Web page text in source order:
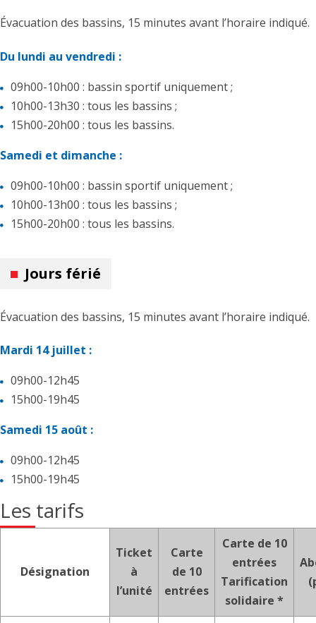
Évacuation des bassins, 15 minutes avant l’horaire indiqué.
Du lundi au vendredi :
09h00-10h00 : bassin sportif uniquement ;
10h00-13h30 : tous les bassins ;
15h00-20h00 : tous les bassins.
Samedi et dimanche :
09h00-10h00 : bassin sportif uniquement ;
10h00-13h00 : tous les bassins ;
15h00-20h00 : tous les bassins.
Jours férié
Évacuation des bassins, 15 minutes avant l’horaire indiqué.
Mardi 14 juillet :
09h00-12h45
15h00-19h45
Samedi 15 août :
09h00-12h45
15h00-19h45
Les tarifs
Désignation
Ticket
à
l’unité
Carte
de 10
entrées
Carte de 10
entrées
Tarification
solidaire *